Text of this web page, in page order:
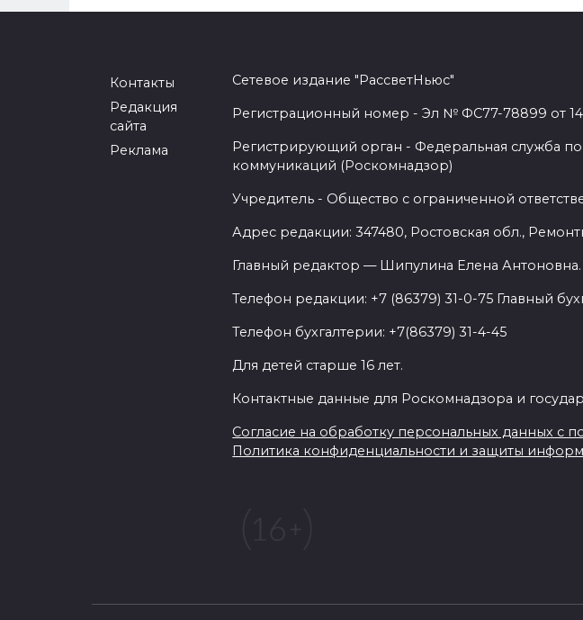
Контакты
Редакция
сайта
Реклама
Сетевое издание "РассветНьюс"
Регистрационный номер - Эл № ФС77-78899 от 14
Регистрирующий орган - Федеральная служба
коммуникаций (Роскомнадзор)
Учредитель - Общество с ограниченной
Адрес редакции: 347480, Ростовская обл.,
Главный редактор — Шипулина Елена Антоновна.
Телефон редакции: +7 (86379) 31-0-75 Главный
Телефон бухгалтерии: +7(86379) 31-4-45
Для детей старше 16 лет.
Контактные данные для Роскомнадзора и
Согласие на обработку персональных данных с
Политика конфиденциальности и защиты